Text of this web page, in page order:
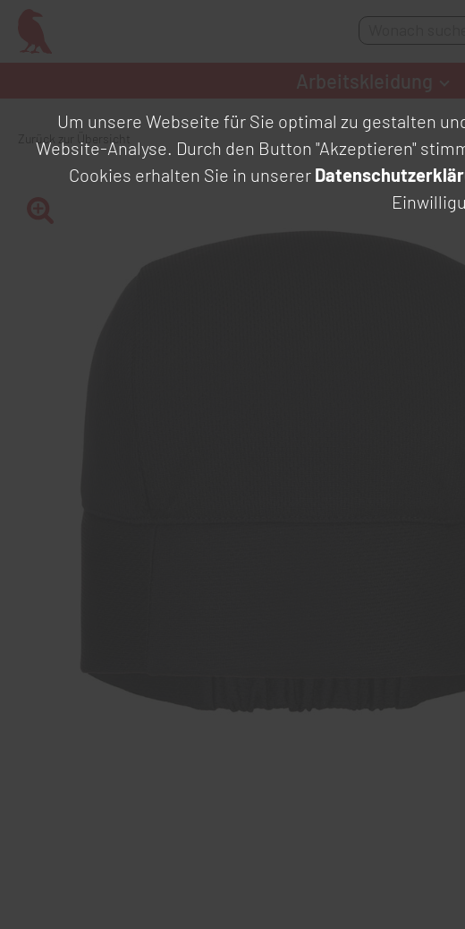
Zurück zur Übersicht
Um unsere Webseite für Sie optimal zu gestalten
Website-Analyse. Durch den Button "Akzeptieren"
Cookies erhalten Sie in unserer